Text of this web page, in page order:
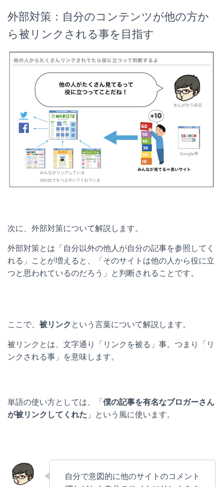
外部対策：自分のコンテンツが他の方か
ら被リンクされる事を目指す
次に、外部対策について解説します。
外部対策とは「自分以外の他人が自分の記事を参照してく
れる」ことが増えると、「そのサイトは他の人から役に立
つと思われているのだろう」と判断されることです。
ここで、 被リンク という言葉について解説します。
被リンクとは、文字通り「リンクを被る」事。つまり「リ
ンクされる事」を意味します。
単語の使い方としては、「 僕の記事を有名なブロガーさん
が被リンクしてくれた 」という風に使います。
自分で意図的に他のサイトのコメント